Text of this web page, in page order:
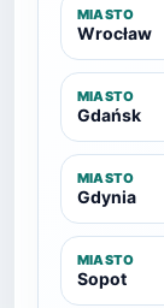
MIASTO
Wrocław
MIASTO
Gdańsk
MIASTO
Gdynia
MIASTO
Sopot